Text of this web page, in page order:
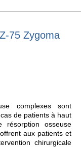
75 Zygoma
complexes sont
de patients à haut
résorption osseuse
aux patients et
chirurgicale